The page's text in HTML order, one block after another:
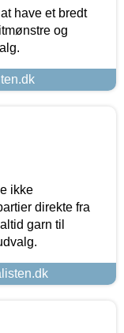
have et bredt
og
ikke
direkte fra
garn til